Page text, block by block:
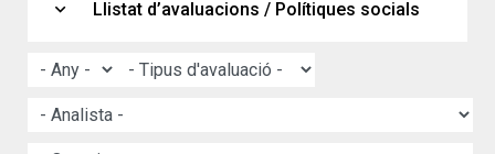
expand_more Llistat d’avaluacions / Polítiques socials